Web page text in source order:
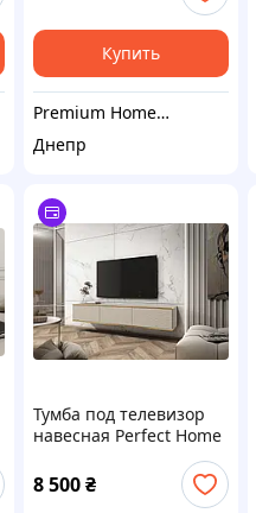
Кашемир (PFH-091230)
Купить
Premium Home Decor
Днепр
Тумба под телевизор
навесная Perfect Home
RTV175 MDF Бежевый
(PFH-091366)
8 500₴